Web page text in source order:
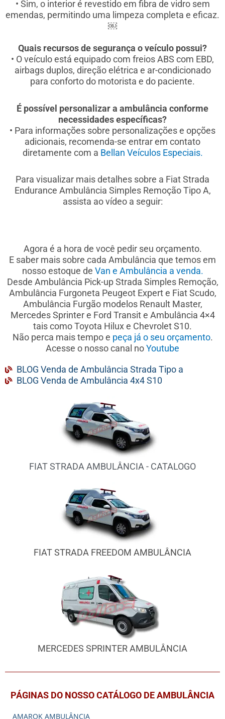
• Sim, o interior é revestido em fibra de vidro sem
emendas, permitindo uma limpeza completa e eficaz.
￼
Quais recursos de segurança o veículo possui?
• O veículo está equipado com freios ABS com EBD,
airbags duplos, direção elétrica e ar-condicionado
para conforto do motorista e do paciente.
É possível personalizar a ambulância conforme
necessidades específicas?
• Para informações sobre personalizações e opções
adicionais, recomenda-se entrar em contato
diretamente com a Bellan Veículos Especiais.
Para visualizar mais detalhes sobre a Fiat Strada
Endurance Ambulância Simples Remoção Tipo A,
assista ao vídeo a seguir:
Agora é a hora de você pedir seu orçamento.
E saber mais sobre cada Ambulância que temos em
nosso estoque de Van e Ambulância a venda.
Desde Ambulância Pick-up Strada Simples Remoção,
Ambulância Furgoneta Peugeot Expert e Fiat Scudo,
Ambulância Furgão modelos Renault Master,
Mercedes Sprinter e Ford Transit e Ambulância 4×4
tais como Toyota Hilux e Chevrolet S10.
Não perca mais tempo e peça já o seu orçamento.
Acesse o nosso canal noYoutube
BLOG Venda de Ambulância Strada Tipo a
BLOG Venda de Ambulância 4x4 S10
FIAT STRADA AMBULÂNCIA - CATALOGO
FIAT STRADA FREEDOM AMBULÂNCIA
MERCEDES SPRINTER AMBULÂNCIA
PÁGINAS DO NOSSO CATÁLOGO DE AMBULÂNCIA
AMAROK AMBULÂNCIA